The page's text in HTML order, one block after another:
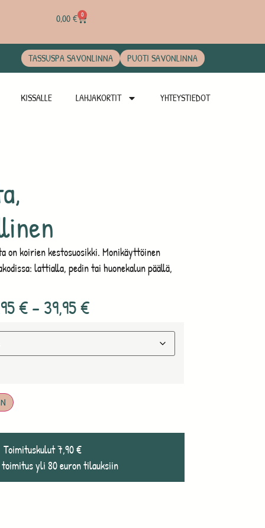
0,00€ 0
TASSUSPA SAVONLINNA PUOTI SAVONLINNA
KISSALLE LAHJAKORTIT YHTEYSTIEDOT
on koirien kestosuosikki. Monikäyttöinen
lattialla, pedin tai huonekalun päällä,
€– 39,95€
Toimituskulut 7,90 €
toimitus yli 80 euron tilauksiin